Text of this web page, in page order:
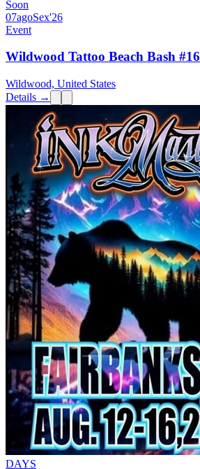
Soon
07agoSex'26
Event
Wildwood Tattoo Beach Bash #16
Wildwood, United States
Details →
DAYS